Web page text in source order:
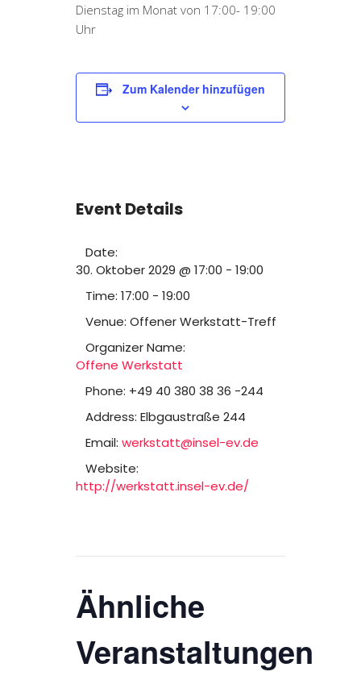
Dienstag im Monat von 17:00- 19:00
Uhr
Zum Kalender hinzufügen
Event Details
Date:
30. Oktober 2029 @ 17:00 - 19:00
Time: 17:00 - 19:00
Venue: Offener Werkstatt-Treff
Organizer Name:
Offene Werkstatt
Phone: +49 40 380 38 36 -244
Address: Elbgaustraße 244
Email: werkstatt@insel-ev.de
Website:
http://werkstatt.insel-ev.de/
Ähnliche
Veranstaltungen